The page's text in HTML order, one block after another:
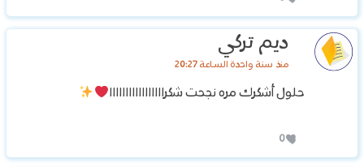
ديم تركي
منذ سنة واحدة الساعة 20:27
حلول أشكرك مره نجحت شكرااااااااااااااااا
0